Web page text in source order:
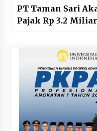
PT Taman Sari
Pajak Rp 3.2